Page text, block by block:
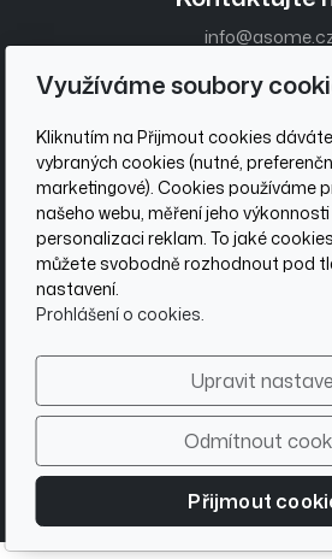
Zákaznický
Obchodní
Ochrana osobních
Sociální
Be Āsome
Přihlašte sek našemu newsletteru a
© 2026 ASOME Europe s.r.o.,
Využíváme soubory
Kliknutím na Přijmout cookies
vybraných cookies (nutné,
marketingové). Cookies používáme
našeho webu, měření jeho
personalizaci reklam. To jaké
můžete svobodně rozhodnout pod
nastavení.
Prohlášení o cookies.
Upravit
Odmítnout
Přijmout